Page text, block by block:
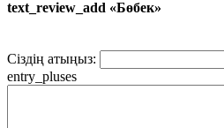
text_review_add «Бөбек»
Сіздің атыңыз:
entry_pluses